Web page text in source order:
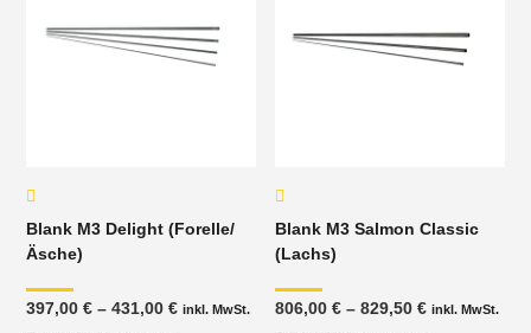
Blank M3 Delight (Forelle/
Äsche)
397,00€ –431,00€Preisspanne:
inkl. MwSt.
Blank M3 Salmon Classic
(Lachs)
806,00€ –829,50€ inkl. MwSt.